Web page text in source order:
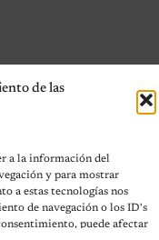
de las
a la información del
y para mostrar
a estas tecnologías nos
de navegación o los ID's
puede afectar